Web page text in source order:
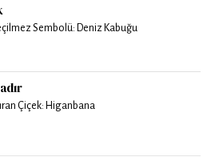
Sembolü: Deniz Kabuğu
Çiçek: Higanbana